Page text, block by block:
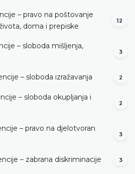
– pravo na poštovanje
doma i prepiske
12
– sloboda mišljenja,
3
– sloboda izražavanja 2
– sloboda okupljanja i
2
– pravo na djelotvoran
3
– zabrana diskriminacije 3